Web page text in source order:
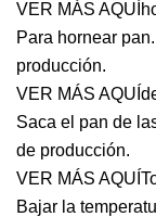
VER MÁS AQUÍ
Para hornear
producción.
VER MÁS AQUÍ
Saca el pan de
de producción.
VER MÁS AQUÍ
Bajar la